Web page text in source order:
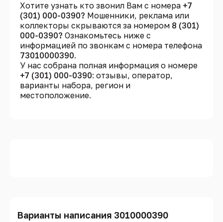
Хотите узнать кто звонил Вам с номера +7
(301) 000-0390? Мошенники, реклама или
коллекторы скрываются за номером 8 (301)
000-0390? Ознакомьтесь ниже с
информацией по звонкам с номера телефона
73010000390.
У нас собрана полная информация о номере
+7 (301) 000-0390: отзывы, оператор,
варианты набора, регион и
местоположение.
Варианты написания 3010000390